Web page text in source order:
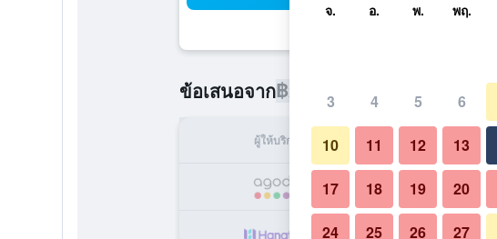
ข้อเสนอจาก฿2,308 ราคาที่ถูกที่สุด ราคาต่อคืน
ผู้ให้บริการ ทั้งหมด (ต่อคืน)
฿2,308
฿2,326
จ. อ. พ. พฤ.
3 4 5 6
10 11 12 13
17 18 19 20
24 25 26 27